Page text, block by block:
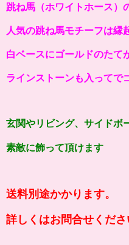
跳ね馬（ホワイトホース）
人気の跳ね馬モチーフは縁
白ベースにゴールドのたて
ラインストーンも入ってで
玄関やリビング、サイドボ
素敵に飾って頂けます
送料別途かかります。
詳しくはお問合せくださ